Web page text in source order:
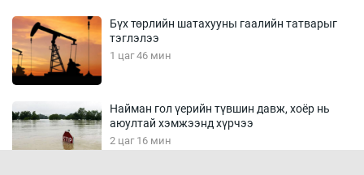
Бүх төрлийн шатахууны гаалийн татварыг
тэглэлээ
1 цаг 46 мин
Найман гол үерийн түвшин давж, хоёр нь
аюултай хэмжээнд хүрчээ
2 цаг 16 мин